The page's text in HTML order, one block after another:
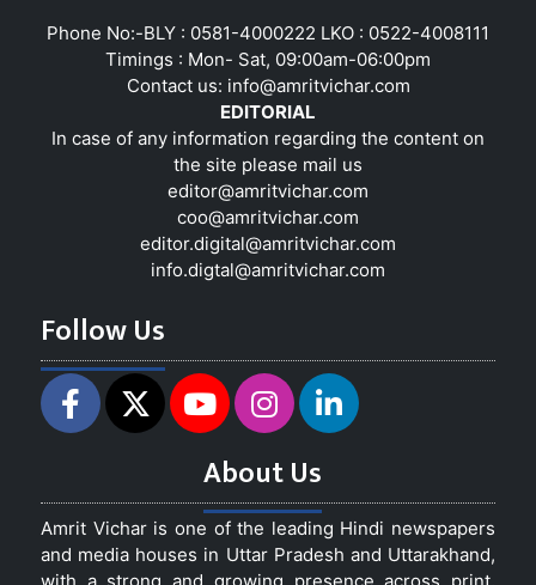
Phone No:-BLY : 0581-4000222 LKO : 0522-4008111
Timings : Mon- Sat, 09:00am-06:00pm
Contact us: info@amritvichar.com
EDITORIAL
In case of any information regarding the content on
the site please mail us
editor@amritvichar.com
coo@amritvichar.com
editor.digital@amritvichar.com
info.digtal@amritvichar.com
Follow Us
About Us
Amrit Vichar is one of the leading Hindi newspapers
and media houses in Uttar Pradesh and Uttarakhand,
with a strong and growing presence across print,